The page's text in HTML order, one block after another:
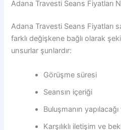
Adana Travesti Seans Fiyatları
Adana Travesti Seans Fiyatları
farklı değişkene bağlı olarak
unsurlar şunlardır:
Görüşme süresi
Seansın içeriği
Buluşmanın
Karşılıklı iletişim ve